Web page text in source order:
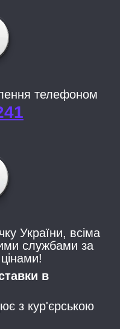
телефоном
України, всіма
службами за
в
з кур'єрською